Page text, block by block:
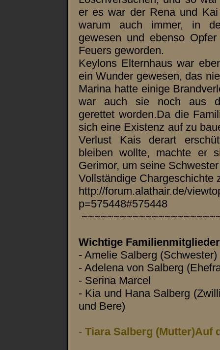
er es war der Rena und
warum auch immer, in
gewesen und ebenso
Feuers geworden.
Keylons Elternhaus war
ein Wunder gewesen, das
Marina hatte einige
war auch sie noch aus
gerettet worden.Da die
sich eine Existenz auf zu
Verlust Kais derart
bleiben wollte, machte er
Gerimor, um seine
Vollständige Chargeschichte
http://forum.alathair.de/
p=575448#575448
Wichtige
- Amelie Salberg (Schwester)
- Adelena von Salberg
- Serina Marcel
- Kia und Hana Salberg
und Bere)
- Tiara Salberg (Mutter)Auf